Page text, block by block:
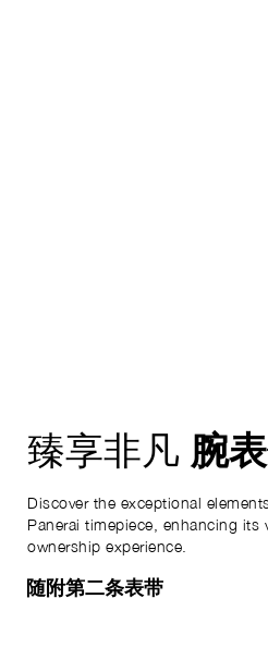
臻享非凡 腕
Discover the exceptional
Panerai timepiece, enhancing its
ownership experience.
随附第二条表带